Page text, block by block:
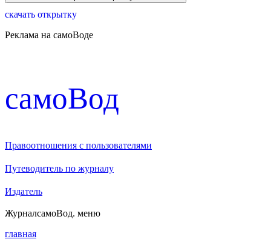
скачать открытку
Реклама на самоВоде
cамоВод
Правоотношения с пользователями
Путеводитель по журналу
Издатель
ЖурналсамоВод. меню
главная